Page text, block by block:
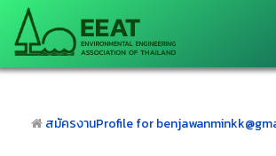
สมัครงานProfile for